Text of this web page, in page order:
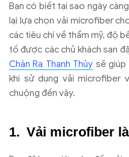
Bạn có biết tại sao ngày
lại lựa chọn vải microfiber
các tiêu chí về thẩm mỹ, độ
tố được các chủ khách sạn
Chăn Ra Thanh Thủy sẽ giúp
khi sử dụng vải
chuộng đến vậy.
Vải microfiber